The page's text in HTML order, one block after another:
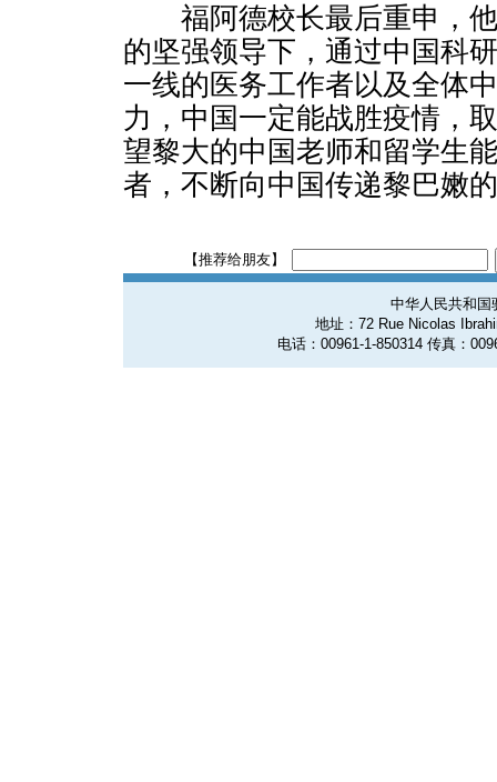
福阿德校长最后重申，他
的坚强领导下，通过中国科
一线的医务工作者以及全体
力，中国一定能战胜疫情，
望黎大的中国老师和留学生
者，不断向中国传递黎巴嫩
【推荐给朋友】
中华人民共和国
地址：72 Rue Nicolas
电话：00961-1-850314 传真：